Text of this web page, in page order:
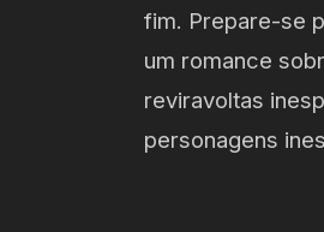
fim. Prepare-se
um romance
reviravoltas
personagens